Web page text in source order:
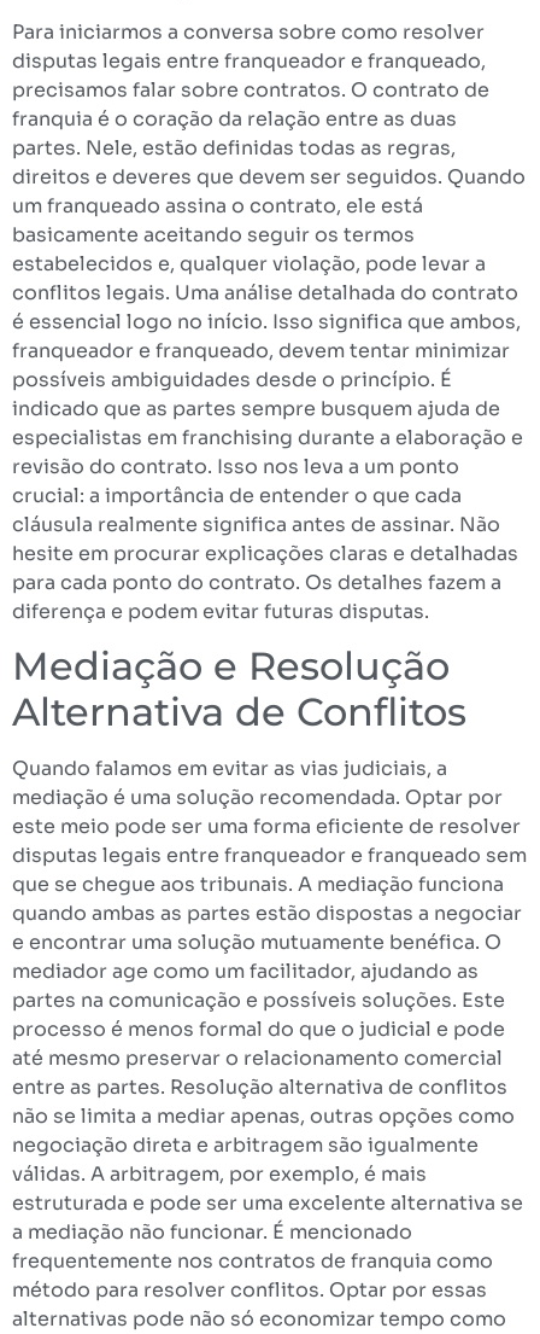
Para iniciarmos a conversa sobre como resolver
disputas legais entre franqueador e franqueado,
precisamos falar sobre contratos. O contrato de
franquia é o coração da relação entre as duas
partes. Nele, estão definidas todas as regras,
direitos e deveres que devem ser seguidos. Quando
um franqueado assina o contrato, ele está
basicamente aceitando seguir os termos
estabelecidos e, qualquer violação, pode levar a
conflitos legais. Uma análise detalhada do contrato
é essencial logo no início. Isso significa que ambos,
franqueador e franqueado, devem tentar minimizar
possíveis ambiguidades desde o princípio. É
indicado que as partes sempre busquem ajuda de
especialistas em franchising durante a elaboração e
revisão do contrato. Isso nos leva a um ponto
crucial: a importância de entender o que cada
cláusula realmente significa antes de assinar. Não
hesite em procurar explicações claras e detalhadas
para cada ponto do contrato. Os detalhes fazem a
diferença e podem evitar futuras disputas.
Mediação e Resolução
Alternativa de Conflitos
Quando falamos em evitar as vias judiciais, a
mediação é uma solução recomendada. Optar por
este meio pode ser uma forma eficiente de resolver
disputas legais entre franqueador e franqueado sem
que se chegue aos tribunais. A mediação funciona
quando ambas as partes estão dispostas a negociar
e encontrar uma solução mutuamente benéfica. O
mediador age como um facilitador, ajudando as
partes na comunicação e possíveis soluções. Este
processo é menos formal do que o judicial e pode
até mesmo preservar o relacionamento comercial
entre as partes. Resolução alternativa de conflitos
não se limita a mediar apenas, outras opções como
negociação direta e arbitragem são igualmente
válidas. A arbitragem, por exemplo, é mais
estruturada e pode ser uma excelente alternativa se
a mediação não funcionar. É mencionado
frequentemente nos contratos de franquia como
método para resolver conflitos. Optar por essas
alternativas pode não só economizar tempo como